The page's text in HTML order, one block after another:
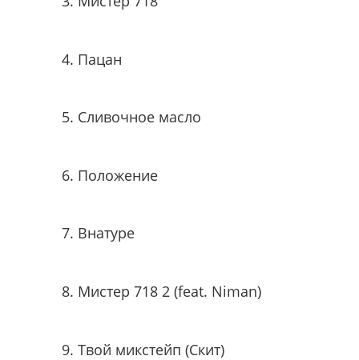
Пацан
Сливочное масло
Положение
Внатуре
Мистер 718 2 (feat. Niman)
Твой микстейп (Скит)